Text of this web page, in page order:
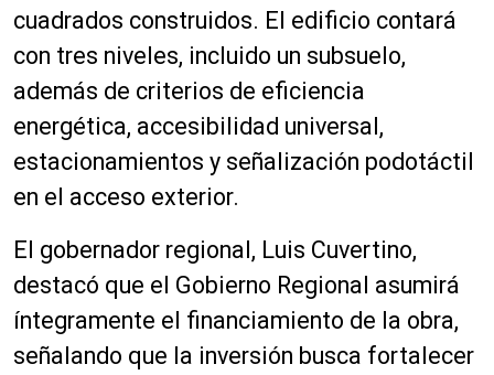
cuadrados construidos. El edificio contará
con tres niveles, incluido un subsuelo,
además de criterios de eficiencia
energética, accesibilidad universal,
estacionamientos y señalización podotáctil
en el acceso exterior.
El gobernador regional, Luis Cuvertino,
destacó que el Gobierno Regional asumirá
íntegramente el financiamiento de la obra,
señalando que la inversión busca fortalecer